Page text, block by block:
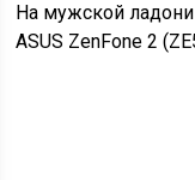
На мужской
ASUS ZenFone 2